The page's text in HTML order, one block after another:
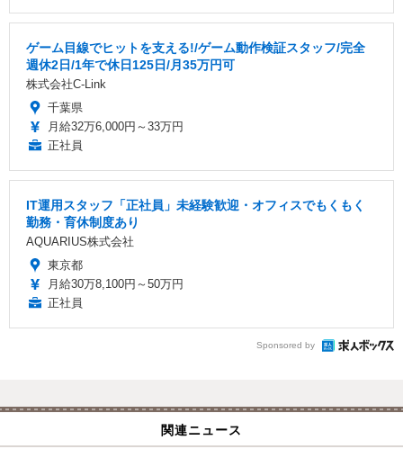
ゲーム目線でヒットを支える!/ゲーム動作検証スタッフ/完全
週休2日/1年で休日125日/月35万円可
株式会社C-Link
千葉県
月給32万6,000円～33万円
正社員
IT運用スタッフ「正社員」未経験歓迎・オフィスでもくもく
勤務・育休制度あり
AQUARIUS株式会社
東京都
月給30万8,100円～50万円
正社員
Sponsored by
関連ニュース